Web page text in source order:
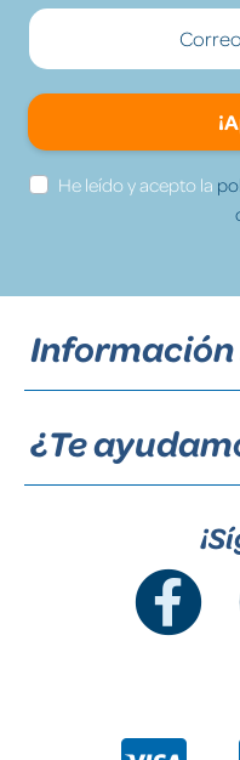
He leído y acepto la
Información
¿Te